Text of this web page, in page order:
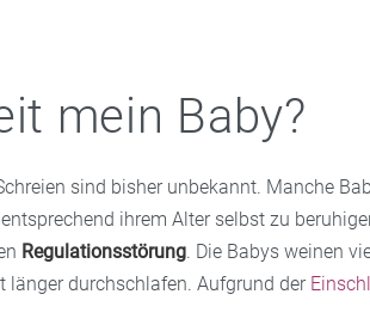
mein Baby?
sind bisher unbekannt. Manche
ihrem Alter selbst zu
Regulationsstörung. Die Babys weinen
durchschlafen. Aufgrund der